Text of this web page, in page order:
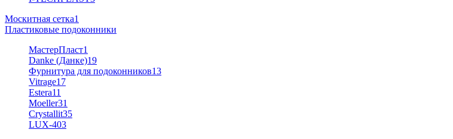
Москитная сетка1
Пластиковые подоконники
МастерПласт1
Danke (Данке)19
Фурнитура для подоконников13
Vitrage17
Estera11
Moeller31
Crystallit35
LUX-403